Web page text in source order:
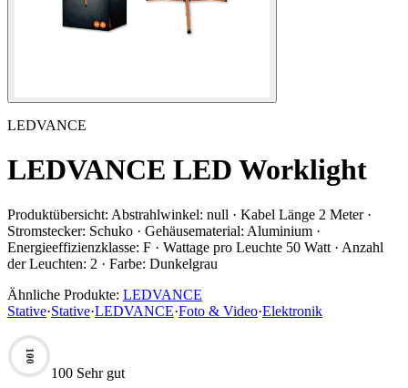
LEDVANCE
LEDVANCE LED Worklight
Produktübersicht: Abstrahlwinkel: null · Kabel Länge 2 Meter ·
Stromstecker: Schuko · Gehäusematerial: Aluminium ·
Energieeffizienzklasse: F · Wattage pro Leuchte 50 Watt · Anzahl
der Leuchten: 2 · Farbe: Dunkelgrau
Ähnliche Produkte: LEDVANCE
Stative·Stative·LEDVANCE·Foto & Video·Elektronik
100
100 Sehr gut